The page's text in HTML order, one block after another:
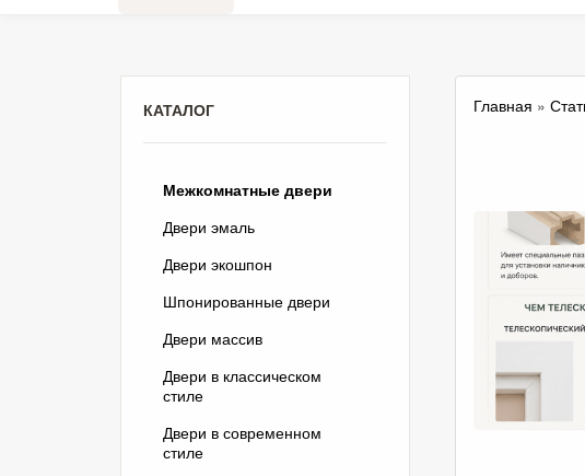
Главная »
КАТАЛОГ
Межкомнатные двери
Двери эмаль
Двери экошпон
Шпонированные двери
Двери массив
Двери в классическом
стиле
Двери в современном
стиле